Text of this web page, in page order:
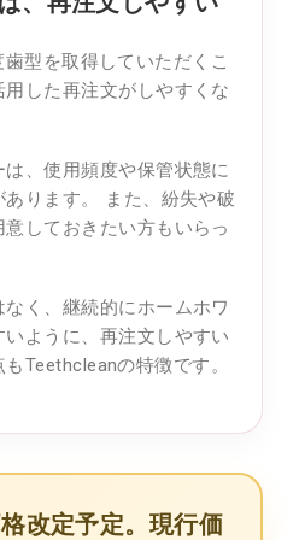
型を取得していただくこ
した再注文がしやすくな
、使用頻度や保管状態に
ります。 また、紛失や破
しておきたい方もいらっ
く、継続的にホームホワ
ように、再注文しやすい
Teethcleanの特徴です。
改定予定。現行価